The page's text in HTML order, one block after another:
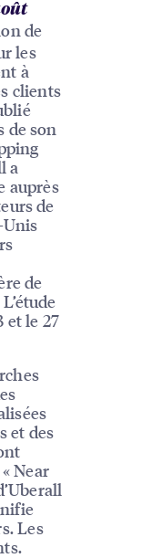
de
les
à
clients
de son
a
auprès
de
Unis
de
et le 27
et des
Near
Les